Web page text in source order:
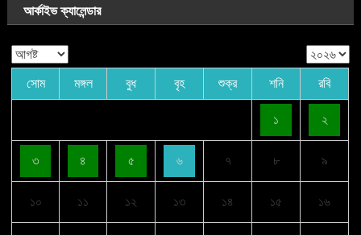
আর্কাইভ ক্যালেন্ডার
সোম মঙ্গল বুধ বৃহ শুক্র শনি রবি
১ ২
৩ ৪ ৫ ৬ ৭ ৮ ৯
১০ ১১ ১২ ১৩ ১৪ ১৫ ১৬